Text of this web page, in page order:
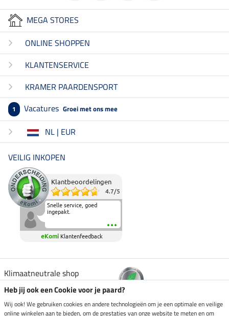
MEGA STORES
ONLINE SHOPPEN
KLANTENSERVICE
KRAMER PAARDENSPORT
1 Vacatures Groei met ons mee
NL | EUR
VEILIG INKOPEN
Klantbeoordelingen
4.7/5
Snelle service, goed
ingepakt.
eKomi Klantenfeedback
Klimaatneutrale shop
Verzending per
Heb jij ook een Cookie voor je paard?
Wij ook! We gebruiken cookies en andere technologieën om je een optimale en veilige
online winkelen aan te bieden, om de prestaties van onze website te meten en om